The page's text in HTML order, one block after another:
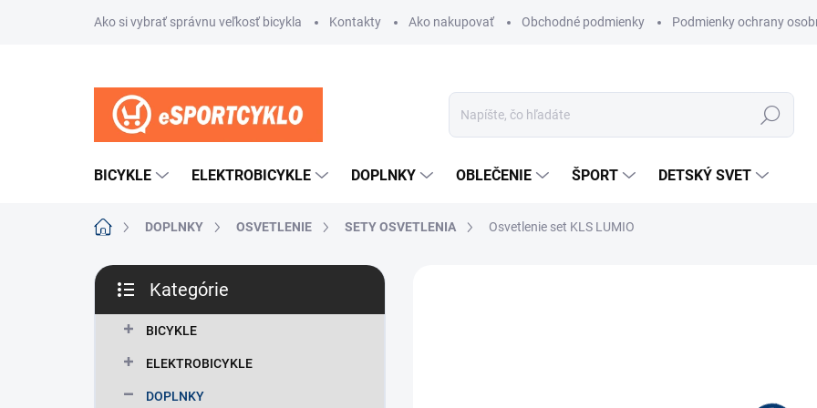
Ako si vybrať správnu veľkosť bicykla Kontakty Ako nakupovať Obchodné podmienky Podmienky ochrany
Hľadať
BICYKLE ELEKTROBICYKLE DOPLNKY OBLEČENIE ŠPORT DETSKÝ SVET
DomovDOPLNKY OSVETLENIE SETY OSVETLENIA Osvetlenie set KLS LUMIO
B
č
kategórie
Kategórie
BICYKLE
ELEKTROBICYKLE
DOPLNKY